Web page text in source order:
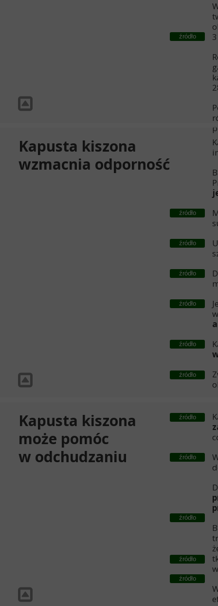
źródło
źródło
źródło
źródło
źródło
źródło
źródło
źródło
źródło
źródło
źródło
źródło
Kapusta kiszona
może pomóc
w odchudzaniu
Kapusta kiszona
wzmacnia odporność